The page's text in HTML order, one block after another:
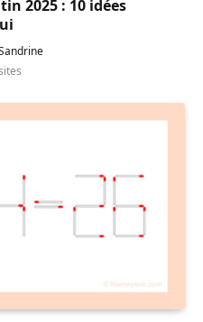
2025 : 10 idées